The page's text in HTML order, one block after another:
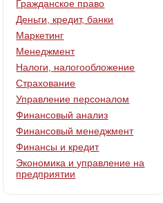
Гражданское право
Деньги, кредит, банки
Маркетинг
Менеджмент
Налоги, налогообложение
Страхование
Управление персоналом
Финансовый анализ
Финансовый менеджмент
Финансы и кредит
Экономика и управление на
предприятии